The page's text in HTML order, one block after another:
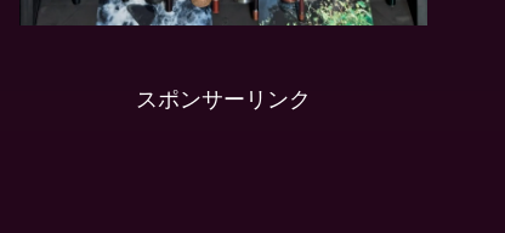
スポンサーリンク